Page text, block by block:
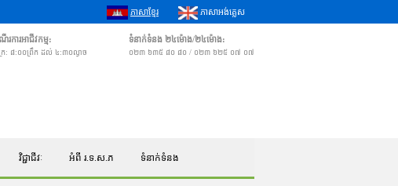
ភាសាខ្មែរ ភាសាអង់គ្លេស
ការអាជីវកម្ម:
រ: ៨:០០ព្រឹក ដល់ ៤:៣០ល្ងាច
ទំនាក់ទំនង ២៤ម៉ោង/២៤ម៉ោង:
០២៣ ៦៣៥ ៨០ ៨០ / ០២៣ ៦២៥ ០៧ ០៧
វិជ្ជាជីវៈ អំពី រ.ទ.ស.ភ ទំនាក់ទំនង